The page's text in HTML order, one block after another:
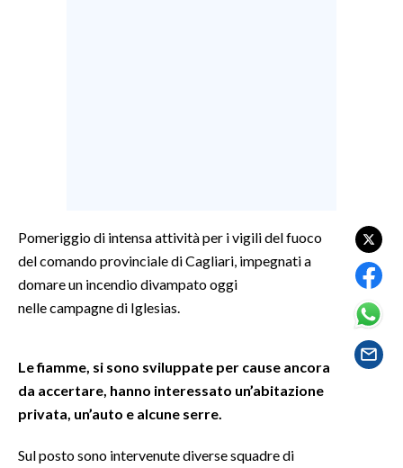
CULTURA
SPETTACOLI
SALUTE
SARDEGNA TURISMO
SARDI NEL MONDO
Pomeriggio di intensa attività per i vigili del fuoco
del comando provinciale di Cagliari, impegnati a
domare un incendio divampato oggi
nelle campagne di Iglesias.
Le fiamme, si sono sviluppate per cause ancora
da accertare, hanno interessato un’abitazione
privata, un’auto e alcune serre.
Sul posto sono intervenute diverse squadre di